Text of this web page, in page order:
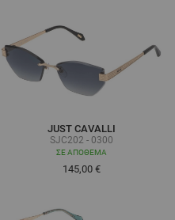
JUST CAVALLI
SJC202 - 0300
ΣΕ ΑΠΌΘΕΜΑ
145,00 €